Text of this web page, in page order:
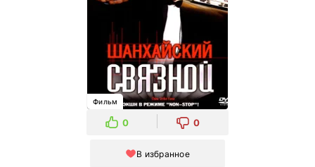
Фильм
0 0
В избранное